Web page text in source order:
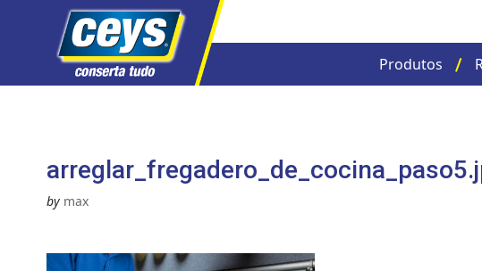
Produtos
by max